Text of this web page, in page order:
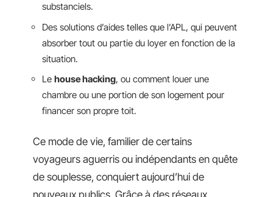
substanciels.
Des solutions d’aides telles que l’APL, qui peuvent
absorber tout ou partie du loyer en fonction de la
situation.
Le house hacking, ou comment louer une
chambre ou une portion de son logement pour
financer son propre toit.
Ce mode de vie, familier de certains
voyageurs aguerris ou indépendants en quête
de souplesse, conquiert aujourd’hui de
nouveaux publics. Grâce à des réseaux